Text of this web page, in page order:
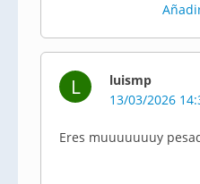
L
luismp
13/03/2026
Eres muuuuuuuy